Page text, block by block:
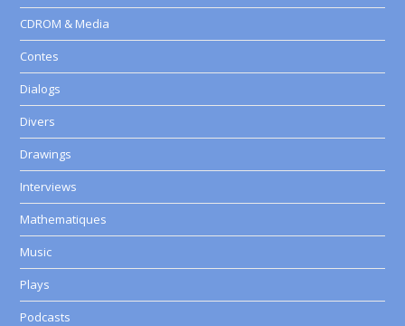
CDROM & Media
Contes
Dialogs
Divers
Drawings
Interviews
Mathematiques
Music
Plays
Podcasts